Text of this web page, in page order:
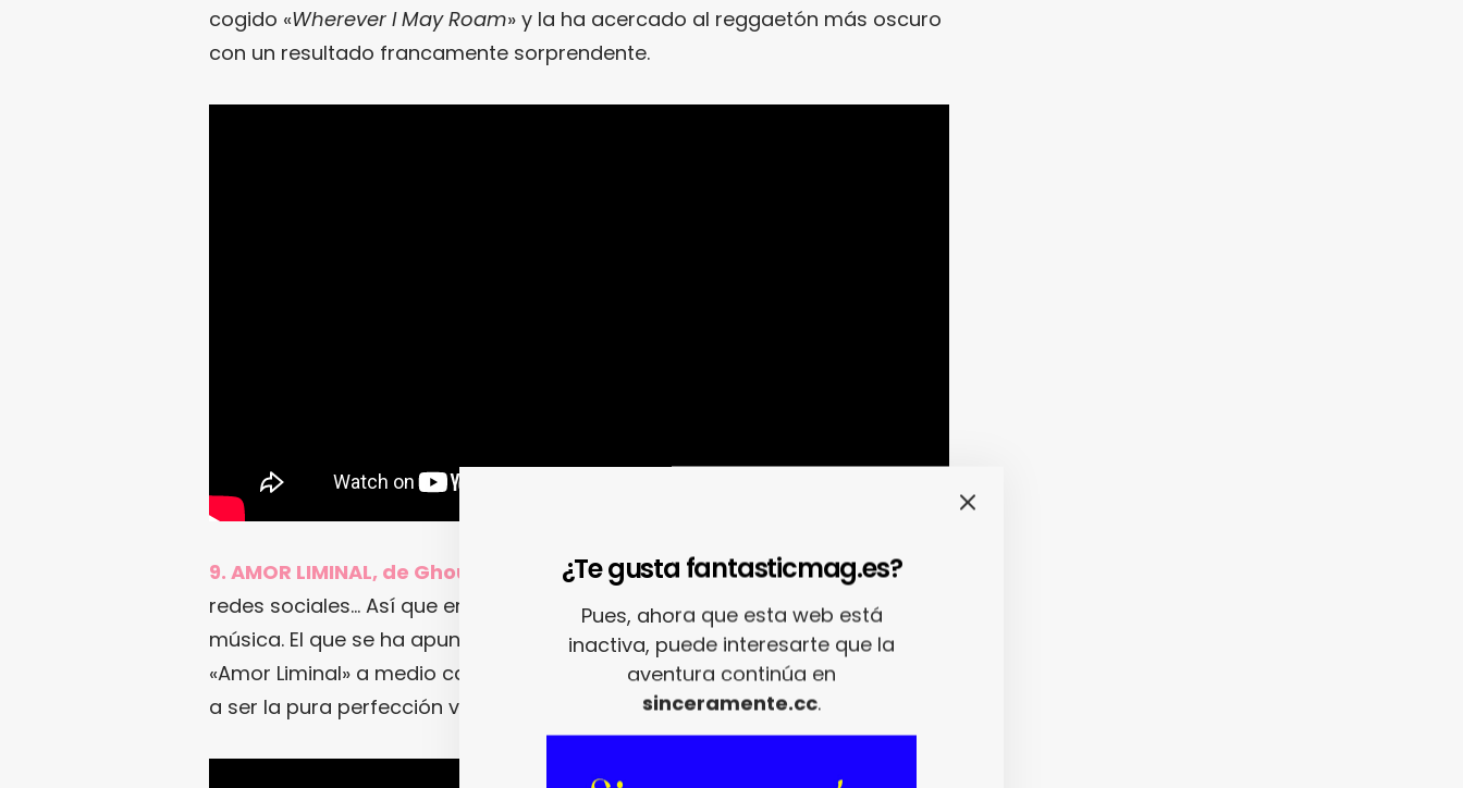
cogido «Wherever I May Roam» y la ha acercado al reggaetón más oscuro
con un resultado francamente sorprendente.
9. AMOR LIMINAL, de Ghouljaboy.
El concepto «liminal» está petándolo en
redes sociales… Así que era cuestión de tiempo que llegara hasta la
música. El que se ha apuntado el tanto, eso sí, esGhouljaboycon esta
«Amor Liminal» a medio camino entre Mac DeMarco y Porches. Lo que viene
a ser la pura perfección veraniega.
¿Te gusta fantasticmag.es?
Pues, ahora que esta web está
inactiva, puede interesarte que la
aventura continúa en
sinceramente.cc.